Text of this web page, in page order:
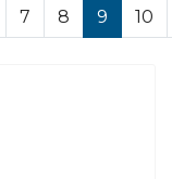
7 8 9 10